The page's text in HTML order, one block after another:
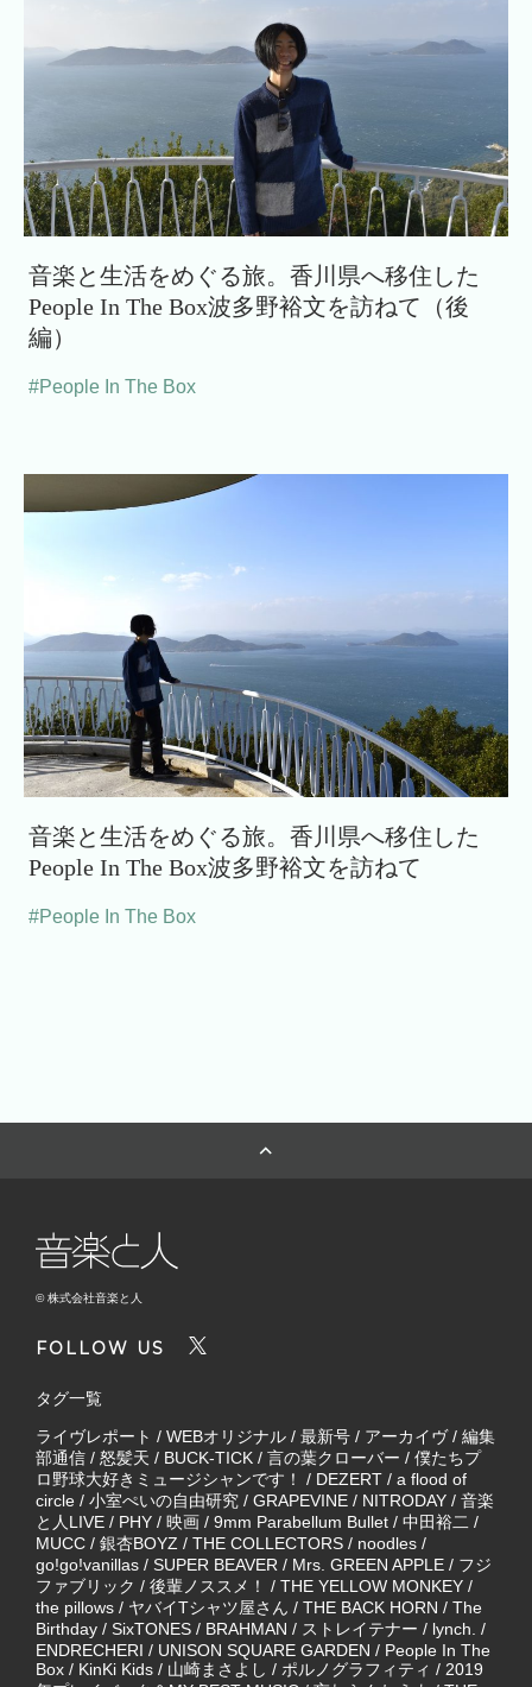
音楽と生活をめぐる旅。香川県へ移住した
People In The Box波多野裕文を訪ねて（後
編）
#People In The Box
音楽と生活をめぐる旅。香川県へ移住した
People In The Box波多野裕文を訪ねて
#People In The Box
© 株式会社音楽と人
FOLLOW US
タグ一覧
ライヴレポート / WEBオリジナル / 最新号 / アーカイヴ/ 編集
部通信 / 怒髪天 / BUCK-TICK / 言の葉クローバー / 僕たちプ
ロ野球大好きミュージシャンです！
/ DEZERT / a flood of
circle / 小室ぺいの自由研究 / GRAPEVINE / NITRODAY / 音楽
と人LIVE / PHY / 映画 / 9mm Parabellum Bullet / 中田裕二 /
MUCC / 銀杏BOYZ / THE COLLECTORS / noodles /
go!go!vanillas / SUPER BEAVER / Mrs. GREEN APPLE / フジ
ファブリック / 後輩ノススメ！ / THE YELLOW MONKEY /
the pillows / ヤバイTシャツ屋さん / THE BACK HORN / The
Birthday / SixTONES / BRAHMAN / ストレイテナー / lynch. /
ENDRECHERI / UNISON SQUARE GARDEN / People In The
Box / KinKi Kids / 山崎まさよし / ポルノグラフィティ / 2019